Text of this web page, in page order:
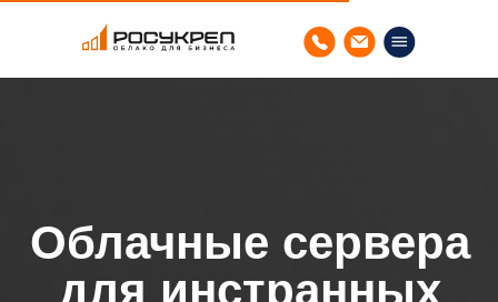
компаний
Tier III. SLA 99,99%